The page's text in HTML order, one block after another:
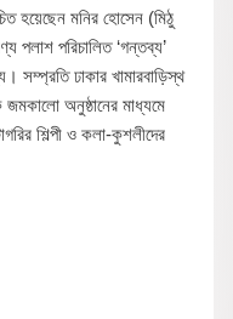
হয়েছেন মনির হোসেন (মিঠু
পলাশ পরিচালিত ‘গন্তব্য’
সম্প্রতি ঢাকার খামারবাড়িস্থ
অনুষ্ঠানের মাধ্যমে
শিল্পী ও কলা-কুশলীদের